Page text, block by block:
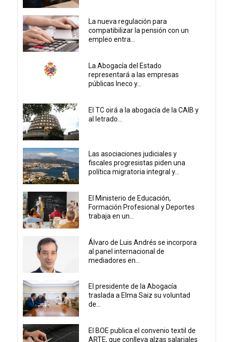
La nueva regulación para
compatibilizar la pensión con un
empleo entra...
La Abogacía del Estado
representará a las empresas
públicas Ineco y...
El TC oirá a la abogacía de la CAIB y
al letrado...
Las asociaciones judiciales y
fiscales progresistas piden una
política migratoria integral y...
El Ministerio de Educación,
Formación Profesional y Deportes
trabaja en un...
Álvaro de Luis Andrés se incorpora
al panel internacional de
mediadores en...
El presidente de la Abogacía
traslada a Elma Saiz su voluntad
de...
El BOE publica el convenio textil de
ARTE, que conlleva alzas salariales